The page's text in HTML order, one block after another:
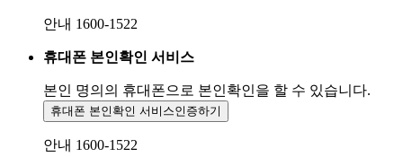
안내 1600-1522
휴대폰 본인확인 서비스
본인 명의의 휴대폰으로 본인확인을 할 수 있습니다.
휴대폰 본인확인 서비스인증하기
안내 1600-1522